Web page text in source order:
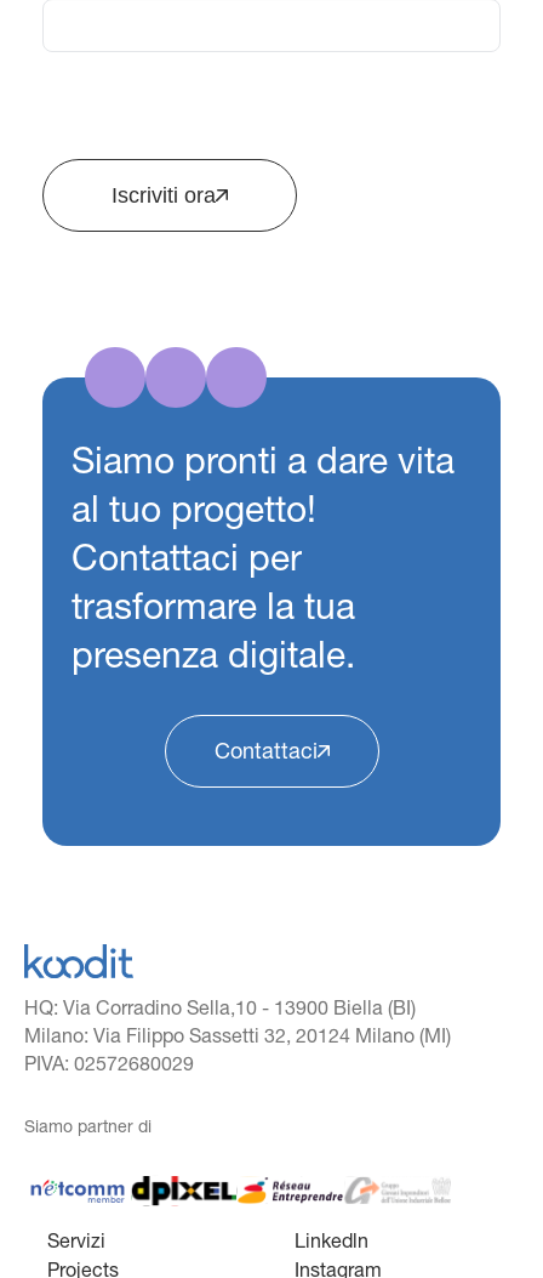
Iscriviti ora
Siamo pronti a dare vita
al tuo progetto!
Contattaci per
trasformare la tua
presenza digitale.
Contattaci
HQ: Via Corradino Sella,10 - 13900 Biella (BI)
Milano: Via Filippo Sassetti 32, 20124 Milano (MI)
PIVA: 02572680029
Siamo partner di
Netcomm Member Reseau EntreprendreGruppo giovani
Servizi
Projects
Linkedln
Instagram